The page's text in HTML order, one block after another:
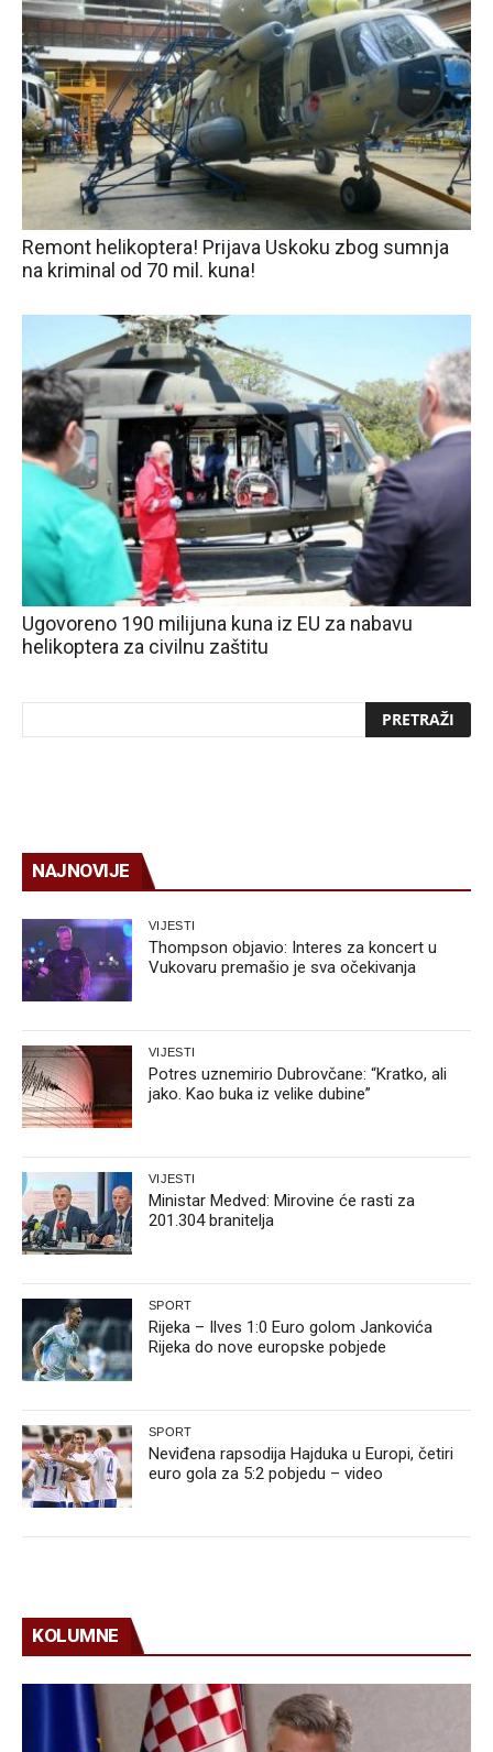
Remont helikoptera! Prijava Uskoku zbog sumnja
na kriminal od 70 mil. kuna!
Ugovoreno 190 milijuna kuna iz EU za nabavu
helikoptera za civilnu zaštitu
NAJNOVIJE
VIJESTI
Thompson objavio: Interes za koncert u
Vukovaru premašio je sva očekivanja
VIJESTI
Potres uznemirio Dubrovčane: “Kratko, ali
jako. Kao buka iz velike dubine”
VIJESTI
Ministar Medved: Mirovine će rasti za
201.304 branitelja
SPORT
Rijeka – Ilves 1:0 Euro golom Jankovića
Rijeka do nove europske pobjede
SPORT
Neviđena rapsodija Hajduka u Europi, četiri
euro gola za 5:2 pobjedu – video
KOLUMNE